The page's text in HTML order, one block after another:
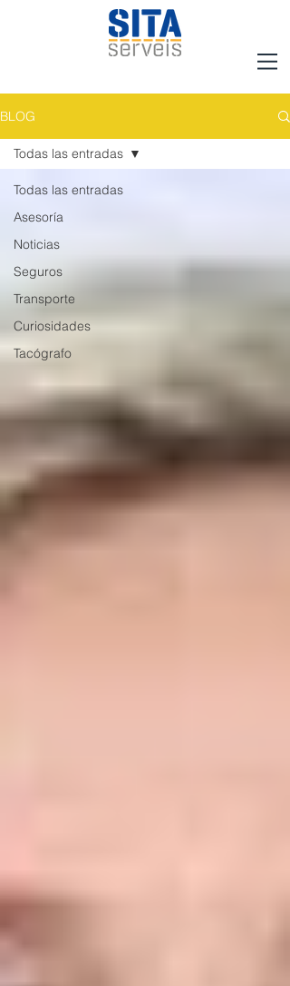
BLOG
Todas las entradas
Asesoría
Noticias
Seguros
Transporte
Curiosidades
Tacógrafo
Todas las entradas